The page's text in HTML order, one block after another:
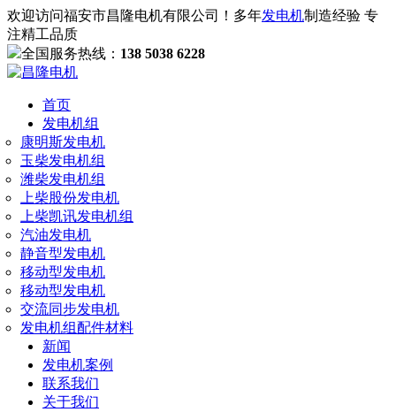
欢迎访问福安市昌隆电机有限公司！多年发电机制造经验 专
注精工品质
全国服务热线： 138 5038 6228
首页
发电机组
康明斯发电机
玉柴发电机组
潍柴发电机组
上柴股份发电机
上柴凯讯发电机组
汽油发电机
静音型发电机
移动型发电机
移动型发电机
交流同步发电机
发电机组配件材料
新闻
发电机案例
联系我们
关于我们